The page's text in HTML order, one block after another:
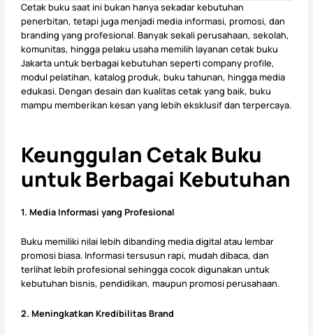
Cetak buku saat ini bukan hanya sekadar kebutuhan
penerbitan, tetapi juga menjadi media informasi, promosi, dan
branding yang profesional. Banyak sekali perusahaan, sekolah,
komunitas, hingga pelaku usaha memilih layanan cetak buku
Jakarta untuk berbagai kebutuhan seperti company profile,
modul pelatihan, katalog produk, buku tahunan, hingga media
edukasi. Dengan desain dan kualitas cetak yang baik, buku
mampu memberikan kesan yang lebih eksklusif dan terpercaya.
Keunggulan Cetak Buku
untuk Berbagai Kebutuhan
1. Media Informasi yang Profesional
Buku memiliki nilai lebih dibanding media digital atau lembar
promosi biasa. Informasi tersusun rapi, mudah dibaca, dan
terlihat lebih profesional sehingga cocok digunakan untuk
kebutuhan bisnis, pendidikan, maupun promosi perusahaan.
2. Meningkatkan Kredibilitas Brand